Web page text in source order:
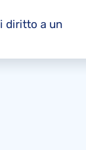
diritto a un